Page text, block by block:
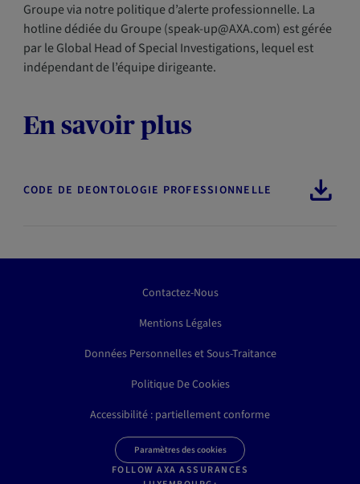
Groupe via notre politique d’alerte professionnelle. La
hotline dédiée du Groupe (speak-up@AXA.com) est gérée
par le Global Head of Special Investigations, lequel est
indépendant de l’équipe dirigeante.
En savoir plus
CODE DE DEONTOLOGIE PROFESSIONNELLE
Contactez-Nous
Mentions Légales
Données Personnelles et Sous-Traitance
Politique De Cookies
Accessibilité : partiellement conforme
Paramètres des cookies
FOLLOW AXA ASSURANCES